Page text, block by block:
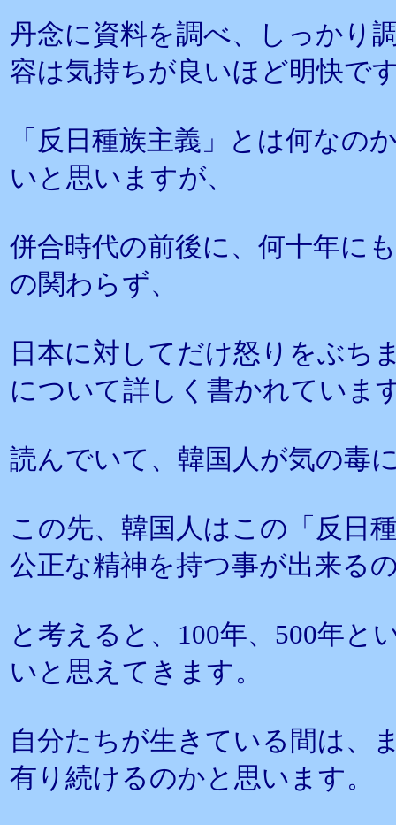
丹念に資料を調べ、しっかり
容は気持ちが良いほど明快で
「反日種族主義」とは何なの
いと思いますが、
併合時代の前後に、何十年に
の関わらず、
日本に対してだけ怒りをぶち
について詳しく書かれていま
読んでいて、韓国人が気の毒
この先、韓国人はこの「反日
公正な精神を持つ事が出来る
と考えると、100年、500年と
いと思えてきます。
自分たちが生きている間は、
有り続けるのかと思います。